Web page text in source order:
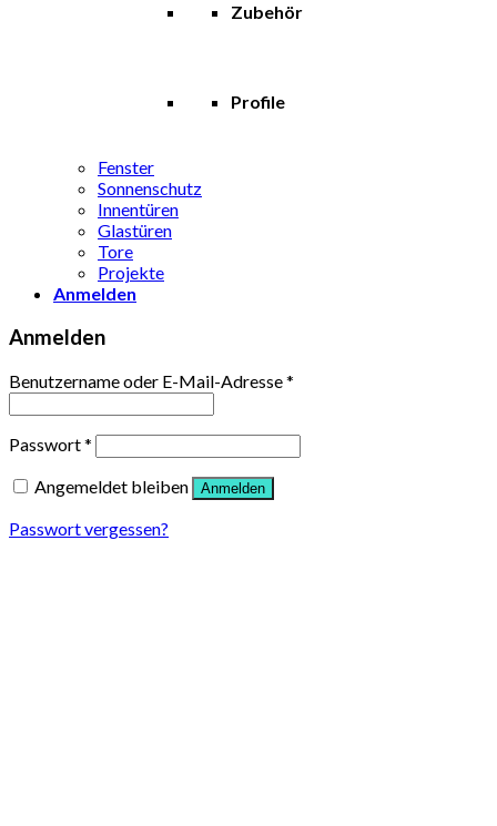
Zubehör
Profile
Fenster
Sonnenschutz
Innentüren
Glastüren
Tore
Projekte
Anmelden
Anmelden
Benutzername oder E-Mail-Adresse*
Passwort*
Angemeldet bleiben
Anmelden
Passwort vergessen?